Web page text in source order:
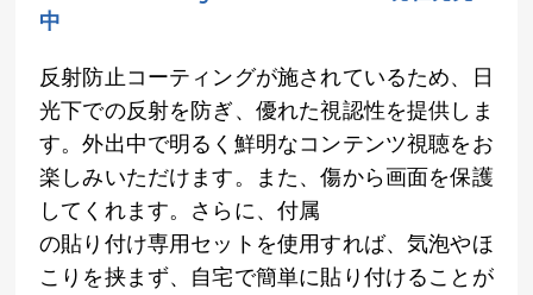
中
反射防止コーティングが施されているため、日
光下での反射を防ぎ、優れた視認性を提供しま
す。外出中で明るく鮮明なコンテンツ視聴をお
楽しみいただけます。また、傷から画面を保護
してくれます。さらに、付属
の貼り付け専用セットを使用すれば、気泡やほ
こりを挟まず、自宅で簡単に貼り付けることが